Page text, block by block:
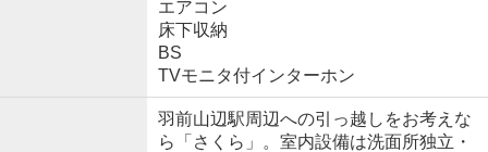
エアコン
床下収納
BS
TVモニタ付インターホン
羽前山辺駅周辺への引っ越しをお考えな
ら「さくら」。室内設備は洗面所独立・